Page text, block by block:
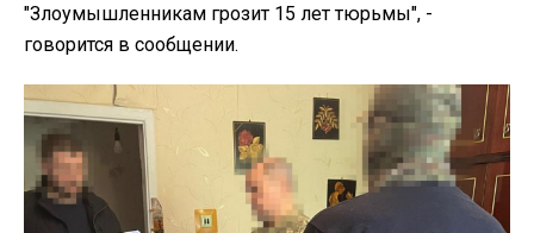
"Злоумышленникам грозит 15 лет тюрьмы", -
говорится в сообщении.